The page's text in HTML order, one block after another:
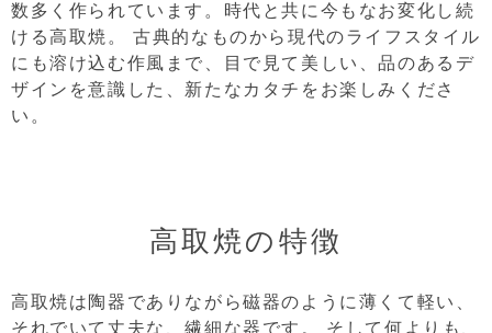
数多く作られています。時代と共に今もなお変化し続
ける高取焼。
古典的なものから現代のライフスタイル
にも溶け込む作風まで、目で見て美しい、品のあるデ
ザインを意識した、新たなカタチをお楽しみくださ
い。
高取焼の特徴
高取焼は陶器でありながら磁器のように薄くて軽い、
それでいて丈夫な、繊細な器です。
そして何よりも、